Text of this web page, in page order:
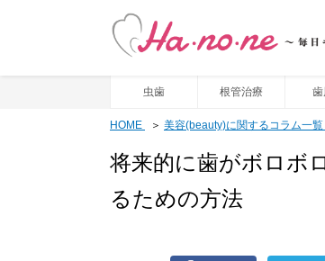
虫歯 根管治療
HOME 美容(beauty)に関するコラム一覧
将来的に歯がボロボ
るための方法